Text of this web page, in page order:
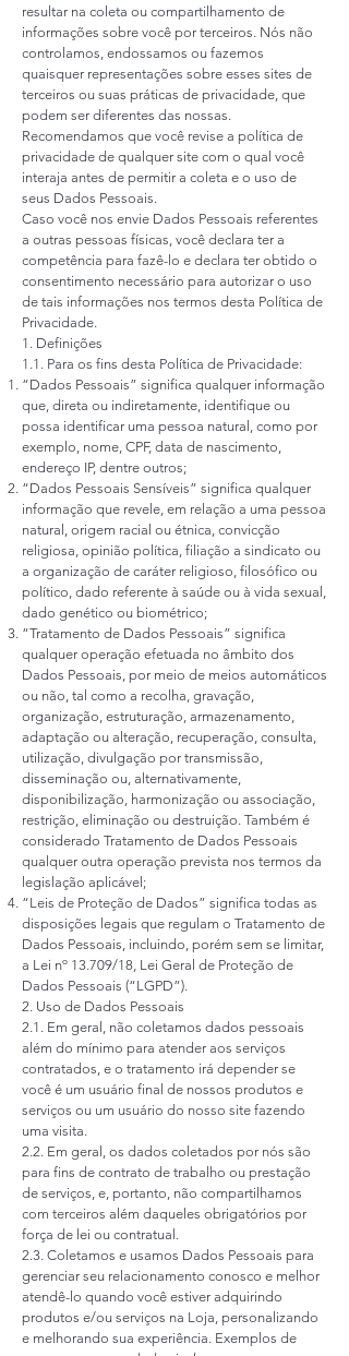
resultar na coleta ou compartilhamento de
informações sobre você por terceiros. Nós não
controlamos, endossamos ou fazemos
quaisquer representações sobre esses sites de
terceiros ou suas práticas de privacidade, que
podem ser diferentes das nossas.
Recomendamos que você revise a política de
privacidade de qualquer site com o qual você
interaja antes de permitir a coleta e o uso de
seus Dados Pessoais.
Caso você nos envie Dados Pessoais referentes
a outras pessoas físicas, você declara ter a
competência para fazê-lo e declara ter obtido o
consentimento necessário para autorizar o uso
de tais informações nos termos desta Política de
Privacidade.
1. Definições
1.1. Para os fins desta Política de Privacidade:
“Dados Pessoais” significa qualquer informação
que, direta ou indiretamente, identifique ou
possa identificar uma pessoa natural, como por
exemplo, nome, CPF, data de nascimento,
endereço IP, dentre outros;
“Dados Pessoais Sensíveis” significa qualquer
informação que revele, em relação a uma pessoa
natural, origem racial ou étnica, convicção
religiosa, opinião política, filiação a sindicato ou
a organização de caráter religioso, filosófico ou
político, dado referente à saúde ou à vida sexual,
dado genético ou biométrico;
“Tratamento de Dados Pessoais” significa
qualquer operação efetuada no âmbito dos
Dados Pessoais, por meio de meios automáticos
ou não, tal como a recolha, gravação,
organização, estruturação, armazenamento,
adaptação ou alteração, recuperação, consulta,
utilização, divulgação por transmissão,
disseminação ou, alternativamente,
disponibilização, harmonização ou associação,
restrição, eliminação ou destruição. Também é
considerado Tratamento de Dados Pessoais
qualquer outra operação prevista nos termos da
legislação aplicável;
“Leis de Proteção de Dados” significa todas as
disposições legais que regulam o Tratamento de
Dados Pessoais, incluindo, porém sem se limitar,
a Lei nº 13.709/18, Lei Geral de Proteção de
Dados Pessoais (“LGPD”).
2. Uso de Dados Pessoais
2.1. Em geral, não coletamos dados pessoais
além do mínimo para atender aos serviços
contratados, e o tratamento irá depender se
você é um usuário final de nossos produtos e
serviços ou um usuário do nosso site fazendo
uma visita.
2.2. Em geral, os dados coletados por nós são
para fins de contrato de trabalho ou prestação
de serviços, e, portanto, não compartilhamos
com terceiros além daqueles obrigatórios por
força de lei ou contratual.
2.3. Coletamos e usamos Dados Pessoais para
gerenciar seu relacionamento conosco e melhor
atendê-lo quando você estiver adquirindo
produtos e/ou serviços na Loja, personalizando
e melhorando sua experiência. Exemplos de